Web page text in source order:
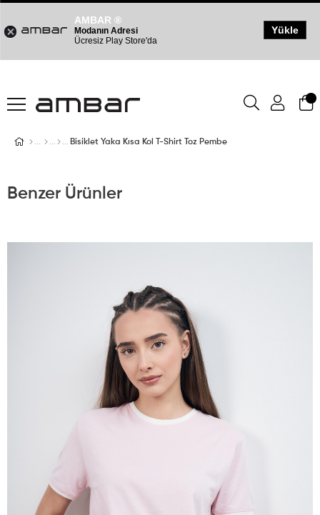
Bisiklet Yaka Kısa Kol T-Shirt Toz Pembe
Benzer Ürünler
AMBAR ®
Modanın Adresi
Ücresiz Play Store'da
Yükle